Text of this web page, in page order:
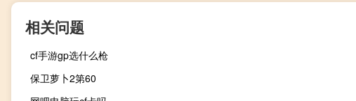
相关问题
cf手游gp选什么枪
保卫萝卜2第60